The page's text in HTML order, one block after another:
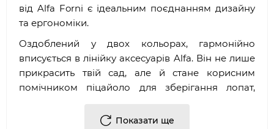
від Alfa Forni є ідеальним поєднанням дизайну
та ергономіки.
Оздоблений у двох кольорах, гармонійно
вписується в лінійку аксесуарів Alfa. Він не лише
прикрасить твій сад, але й стане корисним
помічником піцайоло для зберігання лопат,
Показати ще